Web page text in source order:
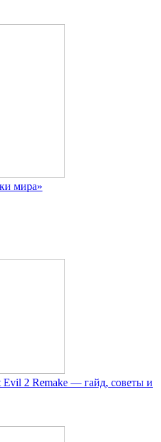
мира»
2 Remake — гайд, советы и